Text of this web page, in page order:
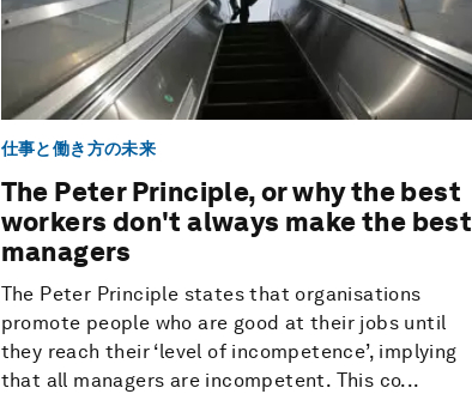
仕事と働き方の未来
The Peter Principle, or why the best
workers don't always make the best
managers
The Peter Principle states that organisations
promote people who are good at their jobs until
they reach their ‘level of incompetence’, implying
that all managers are incompetent. This co...